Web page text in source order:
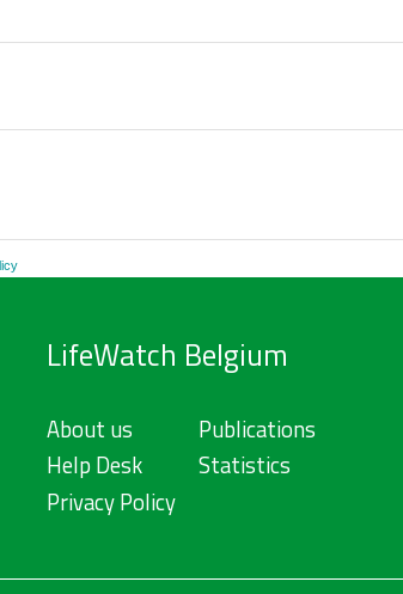
LifeWatch Belgium
About us
Help Desk
Privacy Policy
Publications
Statistics